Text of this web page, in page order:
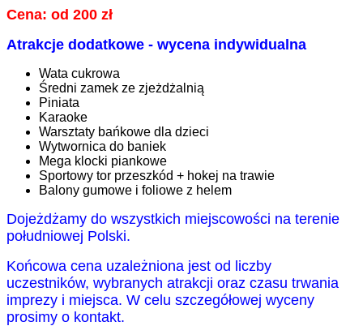
Cena: od 200 zł
Atrakcje dodatkowe - wycena indywidualna
Wata cukrowa
Średni zamek ze zjeżdżalnią
Piniata
Karaoke
Warsztaty bańkowe dla dzieci
Wytwornica do baniek
Mega klocki piankowe
Sportowy tor przeszkód + hokej na trawie
Balony gumowe i foliowe z helem
Dojeżdżamy do wszystkich miejscowości na terenie
południowej Polski.
Końcowa cena uzależniona jest od liczby
uczestników, wybranych atrakcji oraz czasu trwania
imprezy i miejsca. W celu szczegółowej wyceny
prosimy o kontakt.